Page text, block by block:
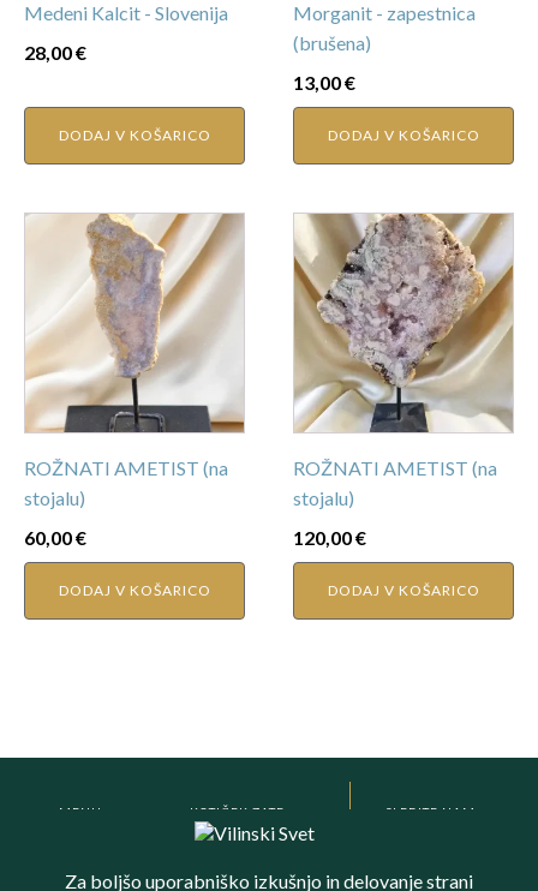
Medeni Kalcit - Slovenija
28,00€
DODAJ V KOŠARICO
Morganit - zapestnica
(brušena)
13,00€
DODAJ V KOŠARICO
ROŽNATI AMETIST (na
stojalu)
60,00€
DODAJ V KOŠARICO
ROŽNATI AMETIST (na
stojalu)
120,00€
DODAJ V KOŠARICO
MENU
E-učilnica
KOTIČEK ZATE
Kristali in kristaloterapija
Potovanje po čakrah
SLEDITE NAM
VILINSKI SVET